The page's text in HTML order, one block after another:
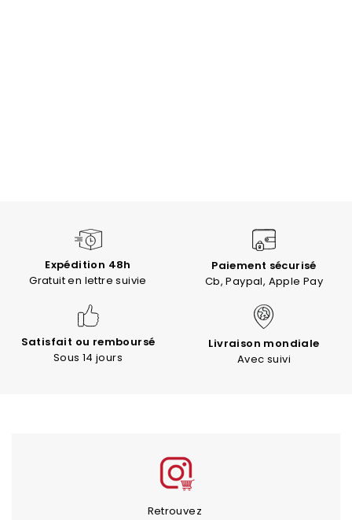
Expédition 48h
Gratuit en lettre suivie
Paiement sécurisé
Cb, Paypal, Apple Pay
Satisfait ou remboursé
Sous 14 jours
Livraison mondiale
Avec suivi
Retrouvez